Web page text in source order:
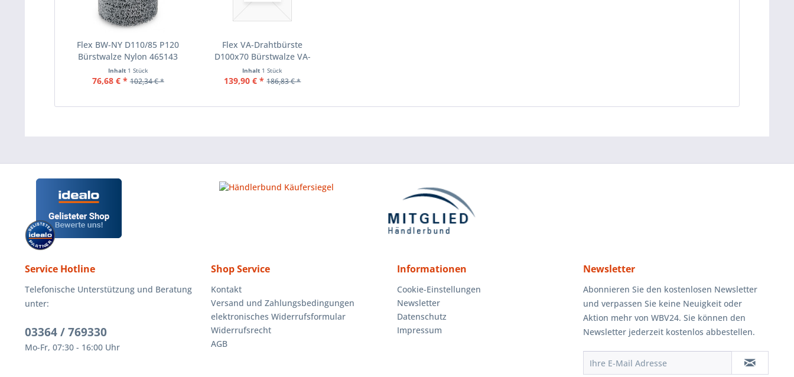
Flex BW-NY D110/85 P120
Bürstwalze Nylon 465143
Inhalt 1 Stück
76,68 € * 102,34 € *
Flex VA-Drahtbürste
D100x70 Bürstwalze VA-
Draht...
Inhalt 1 Stück
139,90 € * 186,83 € *
Service Hotline
Telefonische Unterstützung und Beratung
unter:
03364 / 769330
Mo-Fr, 07:30 - 16:00 Uhr
Shop Service
Kontakt
Versand und Zahlungsbedingungen
elektronisches Widerrufsformular
Widerrufsrecht
AGB
Informationen
Cookie-Einstellungen
Newsletter
Datenschutz
Impressum
Newsletter
Abonnieren Sie den kostenlosen Newsletter
und verpassen Sie keine Neuigkeit oder
Aktion mehr von WBV24. Sie können den
Newsletter jederzeit kostenlos abbestellen.